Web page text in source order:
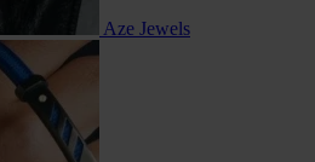
Aze Jewels